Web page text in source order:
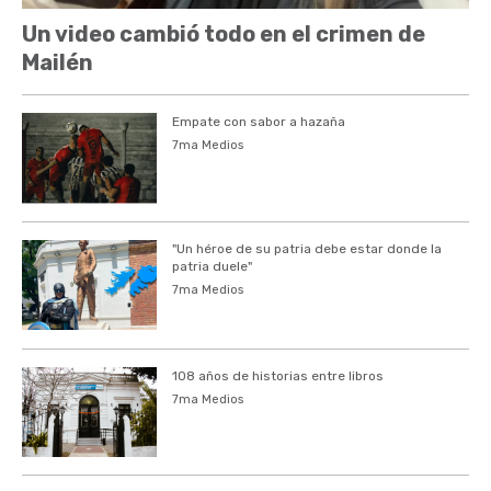
Un video cambió todo en el crimen de
Mailén
Empate con sabor a hazaña
7ma Medios
"Un héroe de su patria debe estar donde la
patria duele"
7ma Medios
108 años de historias entre libros
7ma Medios